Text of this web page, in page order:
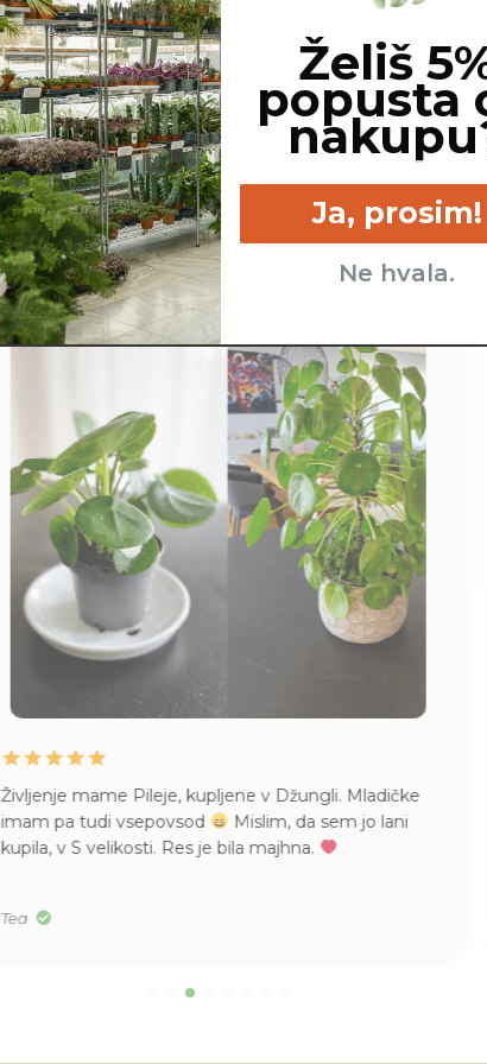
Malo - ko se zemlja
popolnoma izsuši.
Lahko
svetlih
direktne
Življenje mame Pileje, kupljene v Džungli. Mladičke
imam pa tudi vsepovsod
Mislim, da sem jo lani
kupila, v S velikosti. Res je bila majhna.
Tea
Želiš
popusta
Ja, prosim!
Ne hvala.